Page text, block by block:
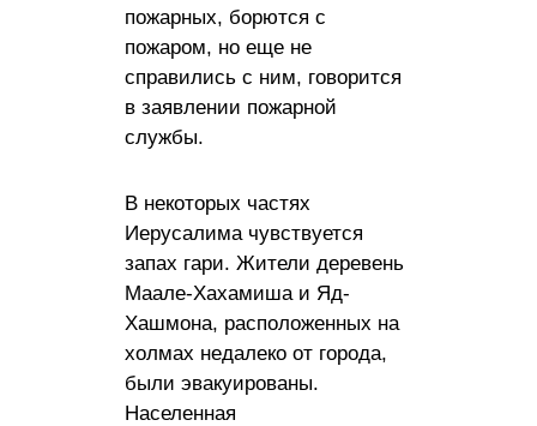
пожарных, борются с
пожаром, но еще не
справились с ним, говорится
в заявлении пожарной
службы.
В некоторых частях
Иерусалима чувствуется
запах гари. Жители деревень
Маале-Хахамиша и Яд-
Хашмона, расположенных на
холмах недалеко от города,
были эвакуированы.
Населенная